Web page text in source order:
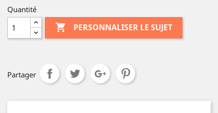
Quantité
 PERSONNALISER LE SUJET
Partager